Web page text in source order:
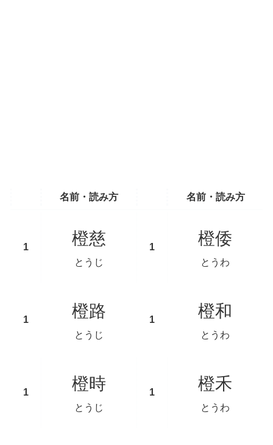
名前・読み方 名前・読み方
橙慈
とうじ
橙倭
とうわ
橙路
とうじ
橙和
とうわ
橙時
とうじ
橙禾
とうわ